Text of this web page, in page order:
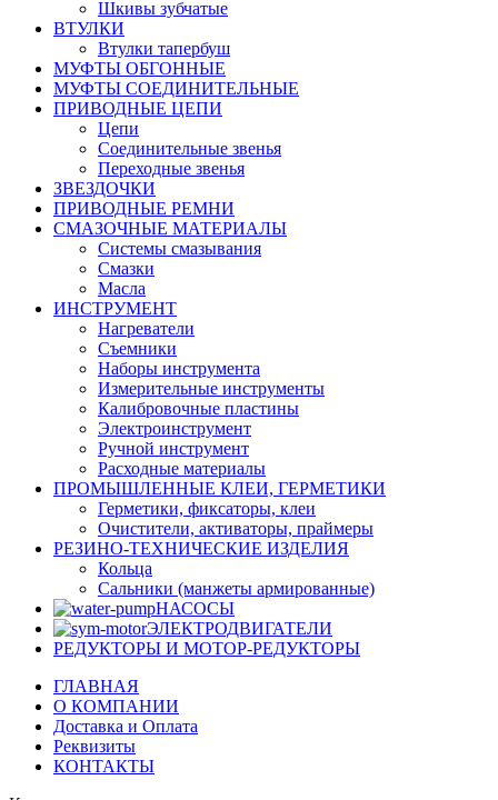
Шкивы зубчатые
ВТУЛКИ
Втулки тапербуш
МУФТЫ ОБГОННЫЕ
МУФТЫ СОЕДИНИТЕЛЬНЫЕ
ПРИВОДНЫЕ ЦЕПИ
Цепи
Соединительные звенья
Переходные звенья
ЗВЕЗДОЧКИ
ПРИВОДНЫЕ РЕМНИ
СМАЗОЧНЫЕ МАТЕРИАЛЫ
Системы смазывания
Смазки
Масла
ИНСТРУМЕНТ
Нагреватели
Съемники
Наборы инструмента
Измерительные инструменты
Калибровочные пластины
Электроинструмент
Ручной инструмент
Расходные материалы
ПРОМЫШЛЕННЫЕ КЛЕИ, ГЕРМЕТИКИ
Герметики, фиксаторы, клеи
Очистители, активаторы, праймеры
РЕЗИНО-ТЕХНИЧЕСКИЕ ИЗДЕЛИЯ
Кольца
Сальники (манжеты армированные)
НАСОСЫ
ЭЛЕКТРОДВИГАТЕЛИ
РЕДУКТОРЫ И МОТОР-РЕДУКТОРЫ
ГЛАВНАЯ
О КОМПАНИИ
Доставка и Оплата
Реквизиты
КОНТАКТЫ